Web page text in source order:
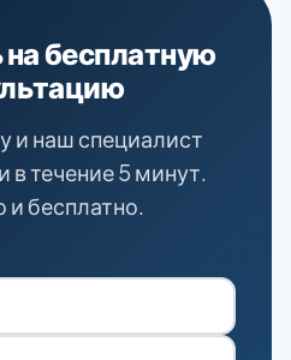
бесплатную
и наш специалист
в течение 5 минут.
бесплатно.